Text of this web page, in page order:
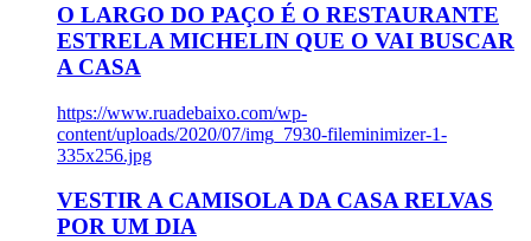
O LARGO DO PAÇO É O RESTAURANTE
ESTRELA MICHELIN QUE O VAI BUSCAR
A CASA
https://www.ruadebaixo.com/wp-
content/uploads/2020/07/img_7930-fileminimizer-1-
335x256.jpg
VESTIR A CAMISOLA DA CASA RELVAS
POR UM DIA